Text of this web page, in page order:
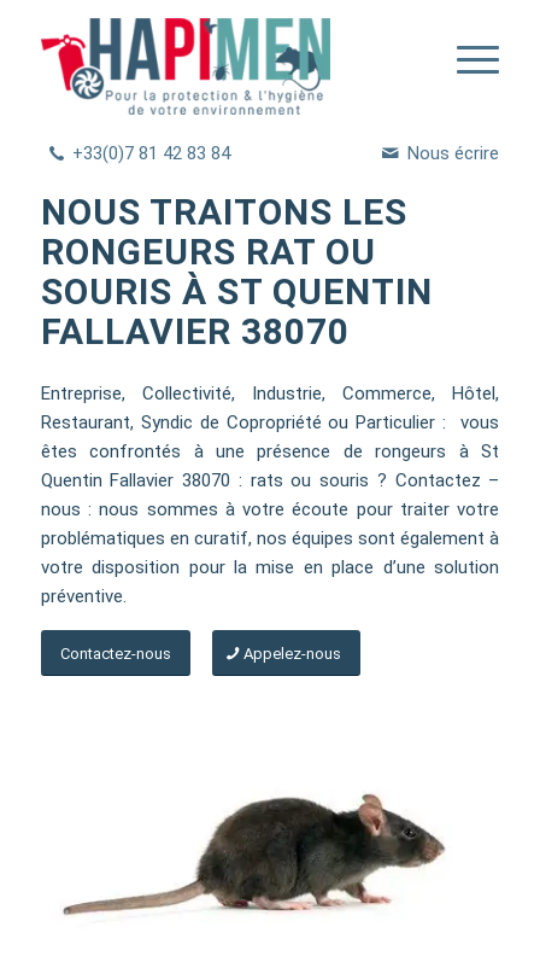
+33(0)7 81 42 83 84 Nous écrire
NOUS TRAITONS LES
RONGEURS RAT OU
SOURIS À ST QUENTIN
FALLAVIER 38070
Entreprise, Collectivité, Industrie, Commerce, Hôtel,
Restaurant, Syndic de Copropriété ou Particulier : vous
êtes confrontés à une présence de rongeurs à St
Quentin Fallavier 38070 : rats ou souris ? Contactez –
nous : nous sommes à votre écoute pour traiter votre
problématiques en curatif, nos équipes sont également à
votre disposition pour la mise en place d’une solution
préventive.
Contactez-nous Appelez-nous